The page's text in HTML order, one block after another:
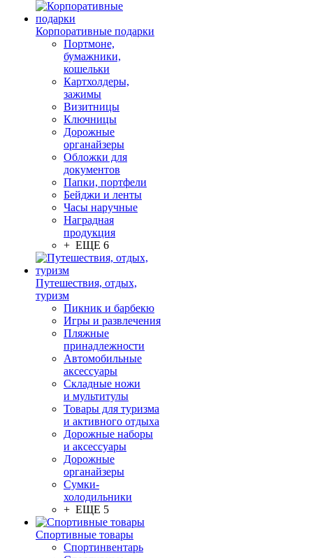
Корпоративные подарки
Портмоне,
бумажники,
кошельки
Картхолдеры,
зажимы
Визитницы
Ключницы
Дорожные
органайзеры
Обложки для
документов
Папки, портфели
Бейджи и ленты
Часы наручные
Наградная
продукция
+ ЕЩЕ 6
Путешествия, отдых,
туризм
Пикник и барбекю
Игры и развлечения
Пляжные
принадлежности
Автомобильные
аксессуары
Складные ножи
и мультитулы
Товары для туризма
и активного отдыха
Дорожные наборы
и аксессуары
Дорожные
органайзеры
Сумки-
холодильники
+ ЕЩЕ 5
Спортивные товары
Спортинвентарь